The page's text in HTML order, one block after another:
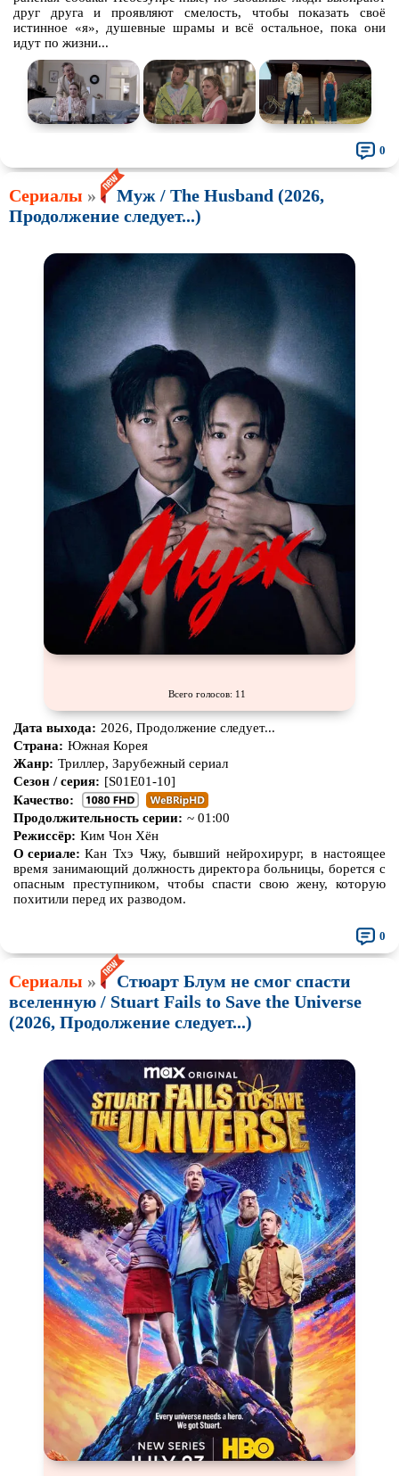
друг друга и проявляют смелость, чтобы показать своё
истинное «я», душевные шрамы и всё остальное, пока они
идут по жизни...
0
Сериалы »
Муж / The Husband (2026,
Продолжение следует...)
Всего голосов: 11
Дата выхода: 2026, Продолжение следует...
Страна: Южная Корея
Жанр: Триллер, Зарубежный сериал
Сезон / серия: [S01E01-10]
Качество:
Продолжительность серии: ~ 01:00
Режиссёр: Ким Чон Хён
О сериале: Кан Тхэ Чжу, бывший нейрохирург, в настоящее
время занимающий должность директора больницы, борется с
опасным преступником, чтобы спасти свою жену, которую
похитили перед их разводом.
0
Сериалы »
Стюарт Блум не смог спасти
вселенную / Stuart Fails to Save the Universe
(2026, Продолжение следует...)